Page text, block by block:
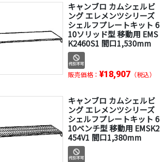
キャンブロ カムシェルビ
ング エレメンツシリーズ
シェルフプレートキット 6
10ソリッド型 移動用 EMS
K2460S1 間口1,530mm
販売価格： ¥18,907 （税込）
キャンブロ カムシェルビ
ング エレメンツシリーズ
シェルフプレートキット 6
10ベンチ型 移動用 EMSK2
454V1 間口1,380mm